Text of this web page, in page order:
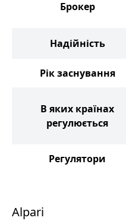
Брокер
Надійність
Рік заснування
В яких країнах
регулюється
Регулятори
Alpari